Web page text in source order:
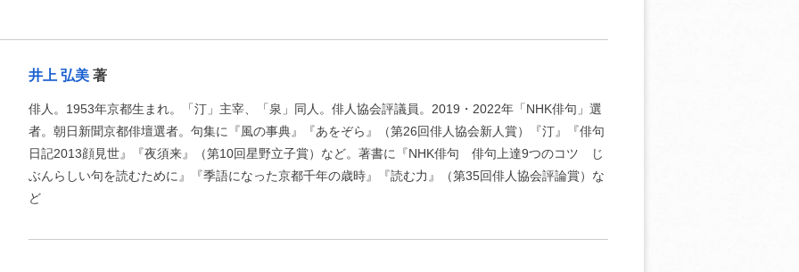
他にも商品を買う
井上 弘美著
俳人。1953年京都生まれ。「汀」主宰、「泉」同人。俳人協会評議員。2019・2022年「NHK俳句」選
者。朝日新聞京都俳壇選者。句集に『風の事典』『あをぞら』（第26回俳人協会新人賞）『汀』『俳句
日記2013顔見世』『夜須来』（第10回星野立子賞）など。著書に『NHK俳句 俳句上達9つのコツ じ
ぶんらしい句を読むために』『季語になった京都千年の歳時』『読む力』（第35回俳人協会評論賞）な
ど